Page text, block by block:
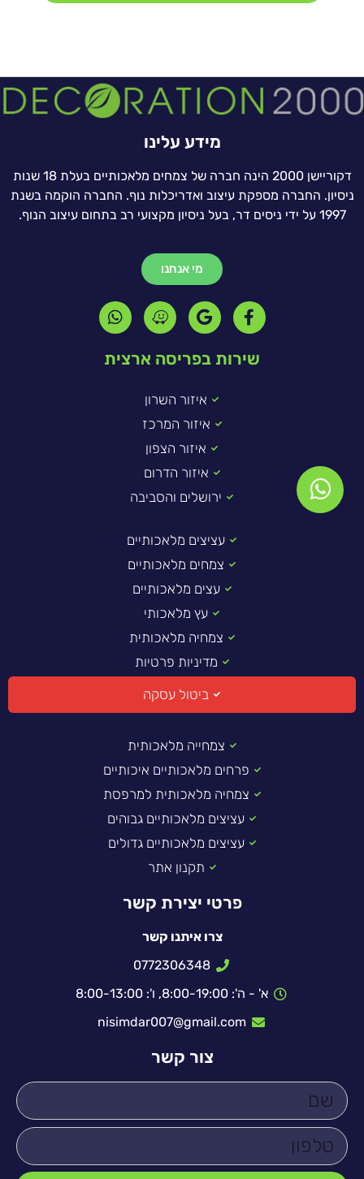
מידע עלינו
דקוריישן 2000 הינה חברה של צמחים מלאכותיים בעלת 18 שנות
ניסיון. החברה מספקת עיצוב ואדריכלות נוף. החברה הוקמה בשנת
1997 על ידי ניסים דר, בעל ניסיון מקצועי רב בתחום עיצוב הנוף.
מי אנחנו
שירות בפריסה ארצית
איזור השרון
איזור המרכז
איזור הצפון
איזור הדרום
ירושלים והסביבה
עציצים מלאכותיים
צמחים מלאכותיים
עצים מלאכותיים
עץ מלאכותי
צמחיה מלאכותית
מדיניות פרטיות
ביטול עסקה
צמחייה מלאכותית
פרחים מלאכותיים איכותיים
צמחיה מלאכותית למרפסת
עציצים מלאכותיים גבוהים
עציצים מלאכותיים גדולים
תקנון אתר
פרטי יצירת קשר
צרו איתנו קשר
0772306348
א' - ה': 8:00-19:00, ו': 8:00-13:00
nisimdar007@gmail.com
צור קשר